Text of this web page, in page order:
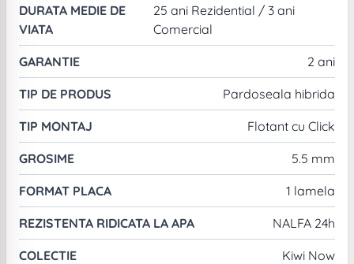
DURATA MEDIE DE
VIATA
25 ani Rezidential / 3 ani
Comercial
GARANTIE 2 ani
TIP DE PRODUS Pardoseala hibrida
TIP MONTAJ Flotant cu Click
GROSIME 5.5 mm
FORMAT PLACA 1 lamela
REZISTENTA RIDICATA LA APA NALFA 24h
COLECTIE Kiwi Now